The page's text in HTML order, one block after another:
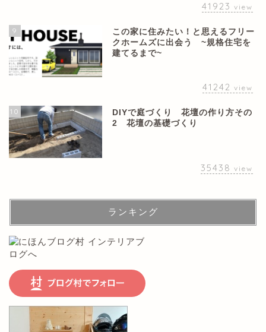
41923 view
9
この家に住みたい！と思えるフリー
クホームズに出会う ~規格住宅を
建てるまで~
41242 view
10
DIYで庭づくり 花壇の作り方その
2 花壇の基礎づくり
35438 view
ランキング